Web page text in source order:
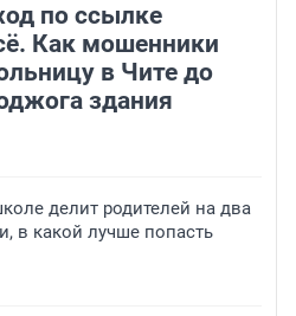
по ссылке
Как мошенники
в Чите до
здания
делит родителей на два
в какой лучше попасть